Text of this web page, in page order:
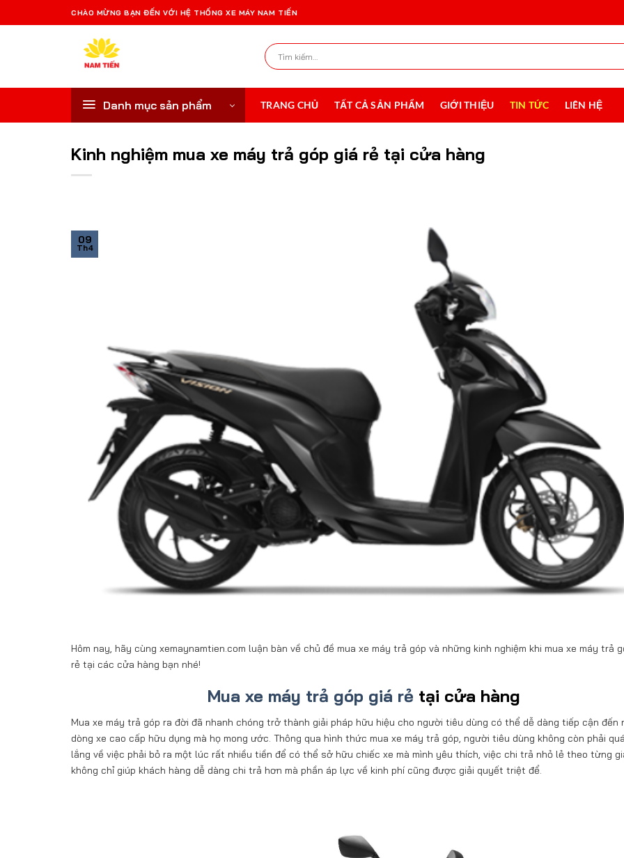
qua
CHÀO MỪNG BẠN ĐẾN VỚI HỆ THỐNG XE MÁY NAM TIẾN
Tìm
kiếm:
Danh mục sản phẩm TRANG CHỦ TẤT CẢ SẢN PHẨM GIỚI THIỆU TIN TỨC LIÊN HỆ
Kinh nghiệm mua xe máy trả góp giá rẻ tại cửa hàng
09
Th4
Hôm nay, hãy cùng xemaynamtien.com luận bàn về chủ đề mua xe máy trả góp và những kinh nghiệm khi mua xe máy trả
rẻ tại các cửa hàng bạn nhé!
Mua xe máy trả góp giá rẻ tại cửa hàng
Mua xe máy trả góp ra đời đã nhanh chóng trở thành giải pháp hữu hiệu cho người tiêu dùng có thể dễ dàng tiếp cận đến
dòng xe cao cấp hữu dụng mà họ mong ước. Thông qua hình thức mua xe máy trả góp, người tiêu dùng không còn phải
lắng về việc phải bỏ ra một lúc rất nhiều tiền để có thể sở hữu chiếc xe mà mình yêu thích, việc chi trả nhỏ lẻ theo từng
không chỉ giúp khách hàng dễ dàng chi trả hơn mà phần áp lực về kinh phí cũng được giải quyết triệt để.